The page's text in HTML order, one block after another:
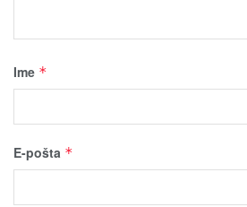
Ime *
E-pošta *